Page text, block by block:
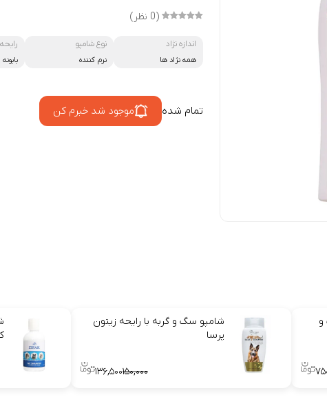
(0 نظر)
اندازه نژاد
همه نژاد ها
نوع شامپو
نرم کننده
رایحه
بابونه
تمام شده موجود شد خبرم کن
و
شامپو سگ و گربه با رایحه زیتون
پرسا
۱۵۰,۰۰۰۱۳۶,۵۰۰